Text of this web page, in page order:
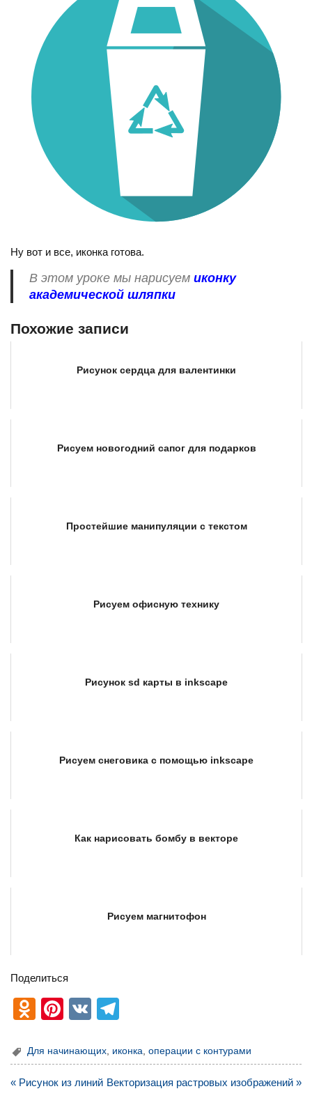
Ну вот и все, иконка готова.
В этом уроке мы нарисуем иконку
академической шляпки
Похожие записи
Рисунок сердца для валентинки
Рисуем новогодний сапог для подарков
Простейшие манипуляции с текстом
Рисуем офисную технику
Рисунок sd карты в inkscape
Рисуем снеговика с помощью inkscape
Как нарисовать бомбу в векторе
Рисуем магнитофон
Поделиться
O
n
o
Pi
er
e
V
e
gr
Для начинающих иконка ,операции с контурами
Навигация
« Рисунок из линий Векторизация растровых изображений »